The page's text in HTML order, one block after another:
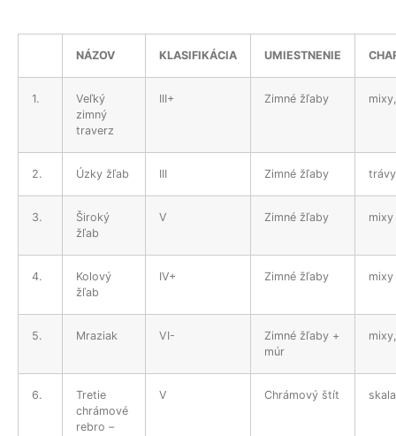
NÁZOV KLASIFIKÁCIA UMIESTNENIE
1.
Veľký
zimný
traverz
III+ Zimné žľaby
2. Úzky žľab III Zimné žľaby trávy
3.
Široký
žľab
V Zimné žľaby mixy
4.
Kolový
žľab
IV+ Zimné žľaby mixy
5. Mraziak VI-
Zimné žľaby +
múr
6.
Tretie
chrámové
rebro –
V Chrámový štít skala